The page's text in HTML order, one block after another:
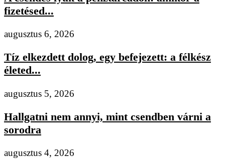
fizetésed...
augusztus 6, 2026
Tíz elkezdett dolog, egy befejezett: a félkész
életed...
augusztus 5, 2026
Hallgatni nem annyi, mint csendben várni a
sorodra
augusztus 4, 2026